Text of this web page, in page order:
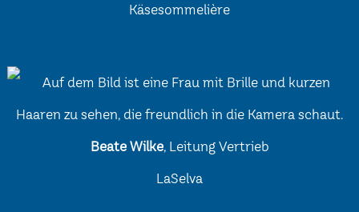
Käsesommelière
Beate Wilke, Leitung Vertrieb
LaSelva